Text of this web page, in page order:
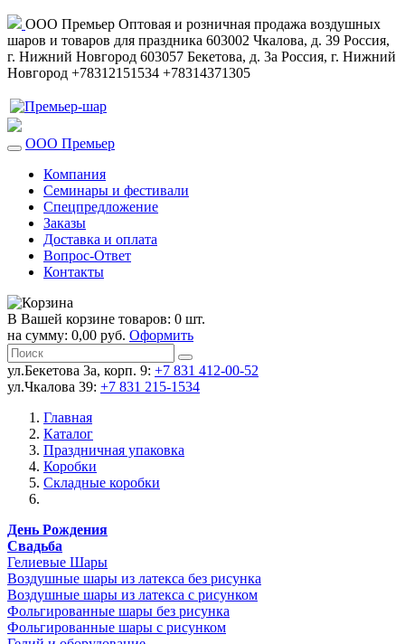
ООО Премьер Оптовая и розничная продажа воздушных
шаров и товаров для праздника 603002 Чкалова, д. 39 Россия,
г. Нижний Новгород 603057 Бекетова, д. 3а Россия, г. Нижний
Новгород +78312151534 +78314371305
ООО Премьер
Компания
Семинары и фестивали
Спецпредложение
Заказы
Доставка и оплата
Вопрос-Ответ
Контакты
В Вашей корзине товаров: 0 шт.
на сумму: 0,00 руб. Оформить
ул.Бекетова 3а, корп. 9: +7 831 412-00-52
ул.Чкалова 39: +7 831 215-1534
Главная
Каталог
Праздничная упаковка
Коробки
Складные коробки
День Рождения
Свадьба
Гелиевые Шары
Воздушные шары из латекса без рисунка
Воздушные шары из латекса с рисунком
Фольгированные шары без рисунка
Фольгированные шары с рисунком